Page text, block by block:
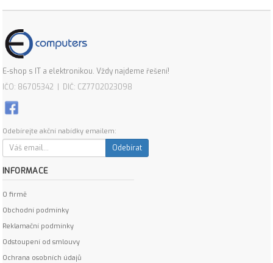
E-shop s IT a elektronikou. Vždy najdeme řešení!
IČO: 86705342 | DIČ: CZ7702023098
Odebírejte akční nabídky emailem:
Odebírat
INFORMACE
O firmě
Obchodní podmínky
Reklamační podmínky
Odstoupení od smlouvy
Ochrana osobních údajů